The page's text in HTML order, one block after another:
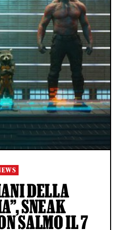
DELLA
SNEAK
SALMO IL 7